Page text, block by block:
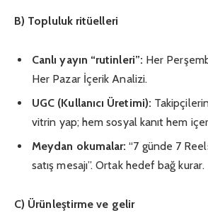
B) Topluluk ritüelleri
Canlı yayın “rutinleri”: Her
Her Pazar İçerik Analizi.
UGC (Kullanıcı Üretimi):
vitrin yap; hem sosyal kanıt hem
Meydan okumalar: “7 günde 7
satış mesajı”. Ortak hedef bağ kurar.
C) Ürünleştirme ve gelir